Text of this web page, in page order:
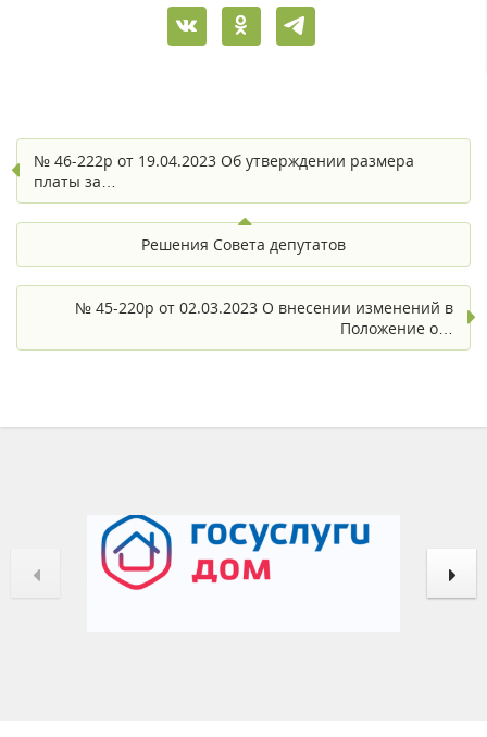
№ 46-222р от 19.04.2023 Об утверждении размера
платы за…
Решения Совета депутатов
№ 45-220р от 02.03.2023 О внесении изменений в
Положение о…